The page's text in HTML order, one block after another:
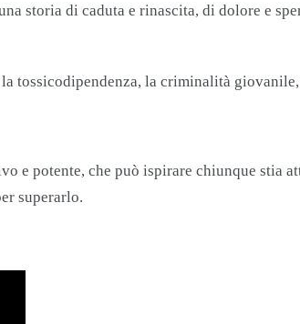
storia di caduta e rinascita, di dolore e
tossicodipendenza, la criminalità
e potente, che può ispirare chiunque stia
superarlo.